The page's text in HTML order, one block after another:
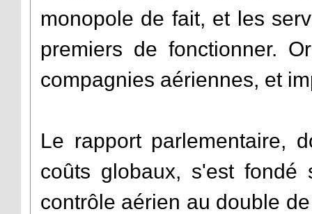
monopole de fait, et les
premiers de fonctionner.
compagnies aériennes, et
Le rapport parlementaire,
coûts globaux, s'est
contrôle aérien au double